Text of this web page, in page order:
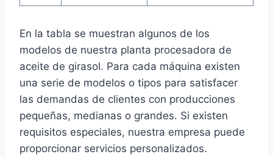
En la tabla se muestran algunos de los
modelos de nuestra planta procesadora de
aceite de girasol. Para cada máquina existen
una serie de modelos o tipos para satisfacer
las demandas de clientes con producciones
pequeñas, medianas o grandes. Si existen
requisitos especiales, nuestra empresa puede
proporcionar servicios personalizados.